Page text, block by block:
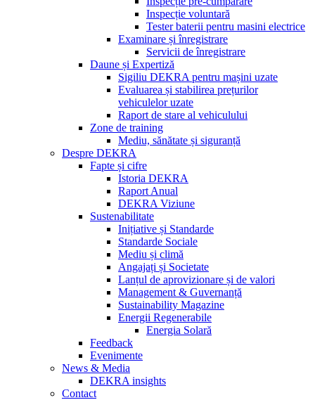
Inspecție voluntară
Tester baterii pentru masini electrice
Examinare și înregistrare
Servicii de înregistrare
Daune și Expertiză
Sigiliu DEKRA pentru mașini uzate
Evaluarea și stabilirea prețurilor
vehiculelor uzate
Raport de stare al vehiculului
Zone de training
Mediu, sănătate și siguranță
Despre DEKRA
Fapte și cifre
Istoria DEKRA
Raport Anual
DEKRA Viziune
Sustenabilitate
Inițiative și Standarde
Standarde Sociale
Mediu și climă
Angajați și Societate
Lanțul de aprovizionare și de valori
Management & Guvernanță
Sustainability Magazine
Energii Regenerabile
Energia Solară
Feedback
Evenimente
News & Media
DEKRA insights
Contact